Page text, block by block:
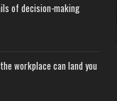
of decision-making
workplace can land you